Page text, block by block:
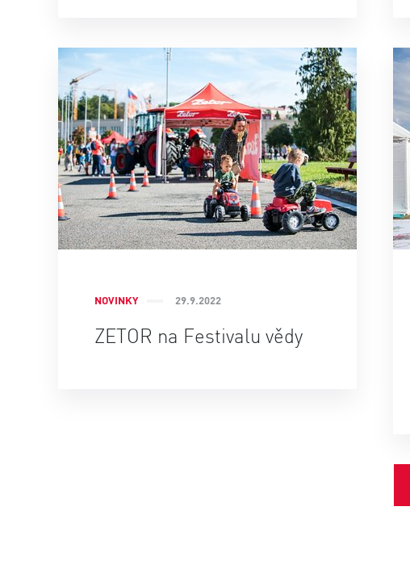
NOVINKY 29.9.2022
ZETOR na Festivalu vědy